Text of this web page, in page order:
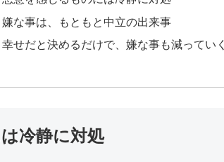
嫌な事は、もともと中立の出来事
幸せだと決めるだけで、嫌な事も減っていく
冷静に対処